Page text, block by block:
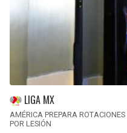
LIGA MX
AMÉRICA PREPARA
POR LESIÓN